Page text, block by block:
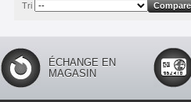
Tri
ÉCHANGE EN
MAGASIN